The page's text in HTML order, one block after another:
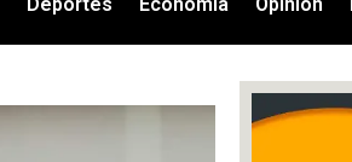
Deportes Economía Opinión